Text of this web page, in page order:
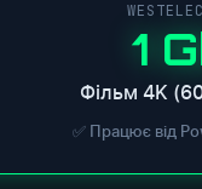
1
Фільм 4K
✅ Працює від